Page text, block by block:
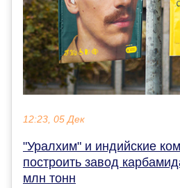
12:23, 05 Дек
"Уралхим" и индийские
построить завод
млн тонн